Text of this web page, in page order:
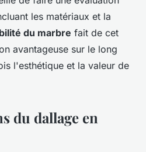
les matériaux et la
du marbre fait de cet
avantageuse sur le long
l'esthétique et la valeur de
du dallage en